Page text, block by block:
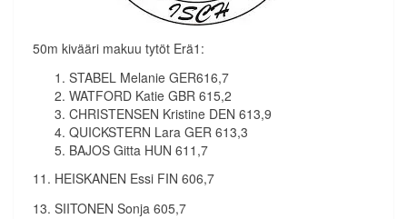
50m kivääri makuu tytöt Erä1:
STABEL Melanie GER616,7
WATFORD Katie GBR 615,2
CHRISTENSEN Kristine DEN 613,9
QUICKSTERN Lara GER 613,3
BAJOS Gitta HUN 611,7
11. HEISKANEN Essi FIN 606,7
13. SIITONEN Sonja 605,7